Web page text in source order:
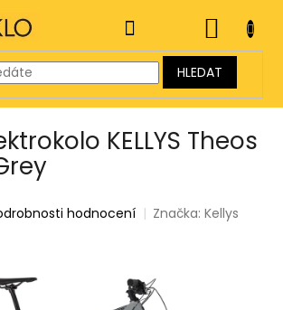
HLEDAT
KOŠÍK
KELLYS Theos
hodnocení Značka:Kellys